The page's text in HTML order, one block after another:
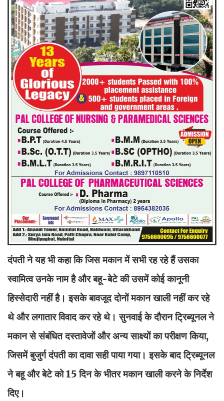
दंपती ने यह भी कहा कि जिस मकान में सभी रह रहे हैं उसका
स्वामित्व उनके नाम है और बहू-बेटे की उसमें कोई कानूनी
हिस्सेदारी नहीं है। इसके बावजूद दोनों मकान खाली नहीं कर रहे
थे और लगातार विवाद कर रहे थे। सुनवाई के दौरान ट्रिब्यूनल ने
मकान से संबंधित दस्तावेजों और अन्य साक्ष्यों का परीक्षण किया,
जिसमें बुजुर्ग दंपती का दावा सही पाया गया। इसके बाद ट्रिब्यूनल
ने बहू और बेटे को 15 दिन के भीतर मकान खाली करने के निर्देश
दिए।